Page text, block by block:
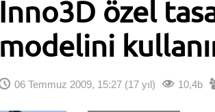
Inno3D özel
modelini
06 Temmuz 2009, 15:27 (17 yıl) 10,4b